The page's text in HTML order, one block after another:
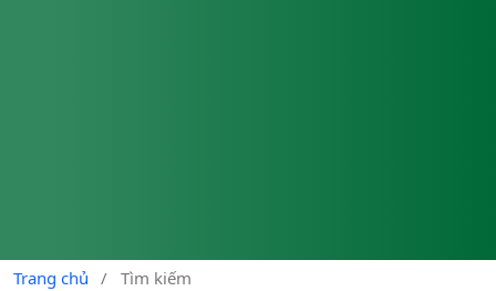
Trang chủ / Tìm kiếm